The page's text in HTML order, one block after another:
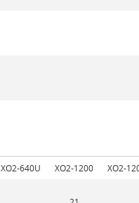
XO2-640U XO2-1200
XO2-